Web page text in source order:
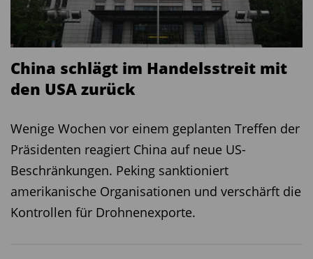
China schlägt im Handelsstreit mit
den USA zurück
Wenige Wochen vor einem geplanten Treffen der
Präsidenten reagiert China auf neue US-
Beschränkungen. Peking sanktioniert
amerikanische Organisationen und verschärft die
Kontrollen für Drohnenexporte.